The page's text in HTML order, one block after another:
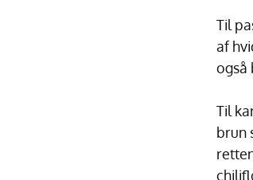
Til
af
også
Til
brun